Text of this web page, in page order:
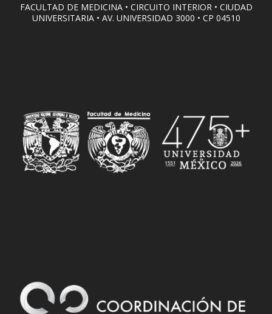
FACULTAD DE MEDICINA • CIRCUITO INTERIOR • CIUDAD
UNIVERSITARIA • AV. UNIVERSIDAD 3000 • CP 04510